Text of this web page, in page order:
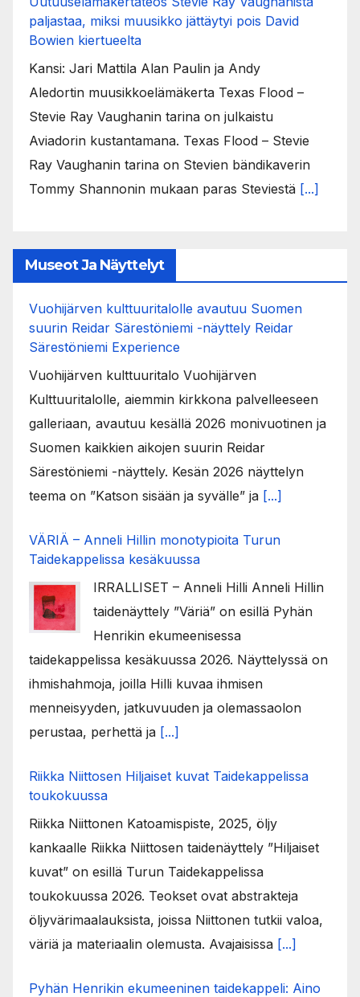
paljastaa, miksi muusikko jättäytyi pois David
Bowien kiertueelta
Kansi: Jari Mattila Alan Paulin ja Andy
Aledortin muusikkoelämäkerta Texas Flood –
Stevie Ray Vaughanin tarina on julkaistu
Aviadorin kustantamana. Texas Flood – Stevie
Ray Vaughanin tarina on Stevien bändikaverin
Tommy Shannonin mukaan paras Steviestä [...]
Museot Ja Näyttelyt
Vuohijärven kulttuuritalolle avautuu Suomen
suurin Reidar Särestöniemi -näyttely Reidar
Särestöniemi Experience
Vuohijärven kulttuuritalo Vuohijärven
Kulttuuritalolle, aiemmin kirkkona palvelleeseen
galleriaan, avautuu kesällä 2026 monivuotinen ja
Suomen kaikkien aikojen suurin Reidar
Särestöniemi -näyttely. Kesän 2026 näyttelyn
teema on ”Katson sisään ja syvälle” ja [...]
VÄRIÄ – Anneli Hillin monotypioita Turun
Taidekappelissa kesäkuussa
IRRALLISET – Anneli Hilli Anneli Hillin
taidenäyttely ”Väriä” on esillä Pyhän
Henrikin ekumeenisessa
taidekappelissa kesäkuussa 2026. Näyttelyssä on
ihmishahmoja, joilla Hilli kuvaa ihmisen
menneisyyden, jatkuvuuden ja olemassaolon
perustaa, perhettä ja [...]
Riikka Niittosen Hiljaiset kuvat Taidekappelissa
toukokuussa
Riikka Niittonen Katoamispiste, 2025, öljy
kankaalle Riikka Niittosen taidenäyttely ”Hiljaiset
kuvat” on esillä Turun Taidekappelissa
toukokuussa 2026. Teokset ovat abstrakteja
öljyvärimaalauksista, joissa Niittonen tutkii valoa,
väriä ja materiaalin olemusta. Avajaisissa [...]
Pyhän Henrikin ekumeeninen taidekappeli: Aino